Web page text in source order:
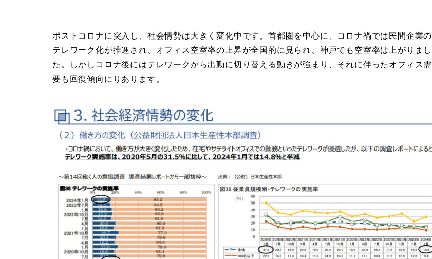
ポストコロナに突入し、社会情勢は大きく変化中です。首都圏を中心に、コロナ禍では民間企業の
テレワーク化が推進され、オフィス空室率の上昇が全国的に見られ、神戸でも空室率は上がりまし
た。しかしコロナ後にはテレワークから出勤に切り替える動きが強まり、それに伴ったオフィス需
要も回復傾向にりあります。